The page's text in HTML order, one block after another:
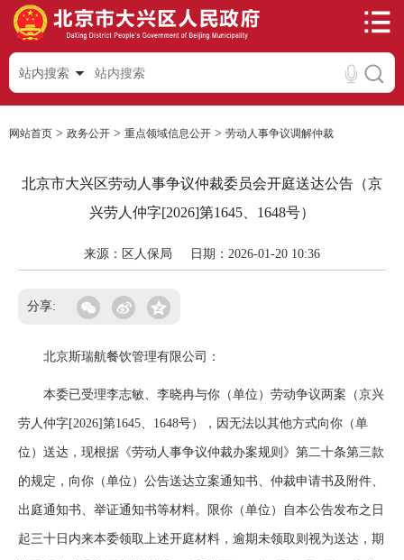
站内搜索
网站首页 > 政务公开 > 重点领域信息公开 > 劳动人事争议调解仲裁
北京市大兴区劳动人事争议仲裁委员会开庭送达公告（京
兴劳人仲字[2026]第1645、1648号）
来源：区人保局 日期：2026-01-20 10:36
分享:
北京斯瑞航餐饮管理有限公司：
本委已受理李志敏、李晓冉与你（单位）劳动争议两案（京兴
劳人仲字[2026]第1645、1648号），因无法以其他方式向你（单
位）送达，现根据《劳动人事争议仲裁办案规则》第二十条第三款
的规定，向你（单位）公告送达立案通知书、仲裁申请书及附件、
出庭通知书、举证通知书等材料。限你（单位）自本公告发布之日
起三十日内来本委领取上述开庭材料，逾期未领取则视为送达，期